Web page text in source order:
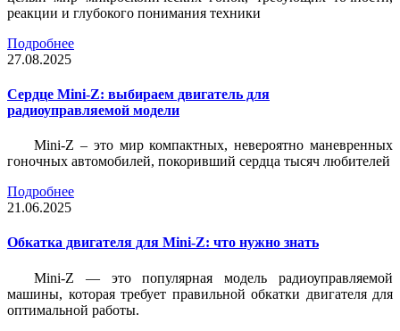
реакции и глубокого понимания техники
Подробнее
27.08.2025
Сердце Mini-Z: выбираем двигатель для
радиоуправляемой модели
Mini-Z – это мир компактных, невероятно маневренных
гоночных автомобилей, покоривший сердца тысяч любителей
Подробнее
21.06.2025
Обкатка двигателя для Mini-Z: что нужно знать
Mini-Z — это популярная модель радиоуправляемой
машины, которая требует правильной обкатки двигателя для
оптимальной работы.